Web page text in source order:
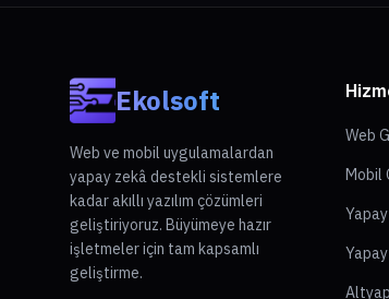
Ekolsoft
Web ve mobil uygulamalardan
yapay zekâ destekli sistemlere
kadar akıllı yazılım çözümleri
geliştiriyoruz. Büyümeye hazır
işletmeler için tam kapsamlı
geliştirme.
Web
Mobil